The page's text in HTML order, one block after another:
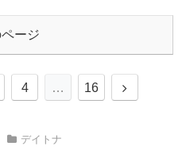
ージ
4 … 16
次
デイトナ